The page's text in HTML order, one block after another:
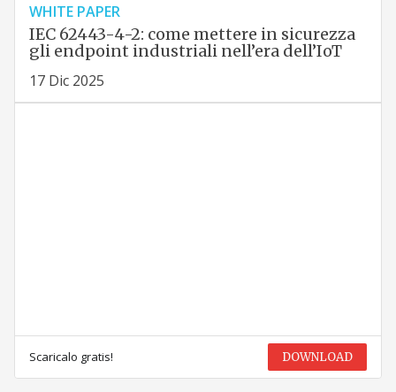
WHITE PAPER
IEC 62443-4-2: come mettere in sicurezza
gli endpoint industriali nell’era dell’IoT
17 Dic 2025
Scaricalo gratis! DOWNLOAD